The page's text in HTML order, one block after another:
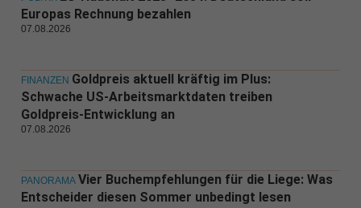
Europas Rechnung bezahlen
07.08.2026
FINANZEN Goldpreis aktuell kräftig im Plus:
Schwache US-Arbeitsmarktdaten treiben
Goldpreis-Entwicklung an
07.08.2026
PANORAMA Vier Buchempfehlungen für die Liege: Was
Entscheider diesen Sommer unbedingt lesen